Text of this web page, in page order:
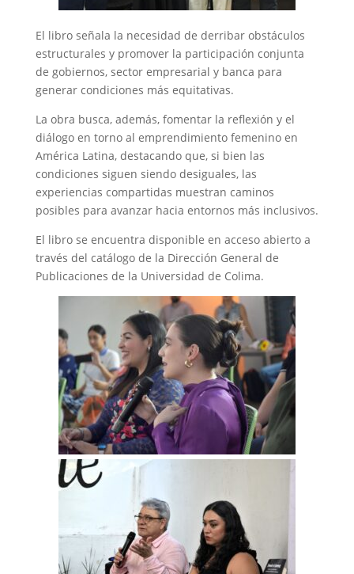
El libro señala la necesidad de derribar obstáculos
estructurales y promover la participación conjunta
de gobiernos, sector empresarial y banca para
generar condiciones más equitativas.
La obra busca, además, fomentar la reflexión y el
diálogo en torno al emprendimiento femenino en
América Latina, destacando que, si bien las
condiciones siguen siendo desiguales, las
experiencias compartidas muestran caminos
posibles para avanzar hacia entornos más inclusivos.
El libro se encuentra disponible en acceso abierto a
través del catálogo de la Dirección General de
Publicaciones de la Universidad de Colima.